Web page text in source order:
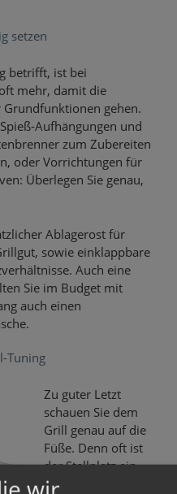
setzen
betrifft, ist bei
mehr, damit die
Grundfunktionen gehen.
Aufhängungen und
zum Zubereiten
oder Vorrichtungen für
Überlegen Sie genau,
Ablagerost für
sowie einklappbare
Auch eine
Sie im Budget mit
auch einen
Tuning
Zu guter Letzt
schauen Sie dem
Grill genau auf die
Füße. Denn oft ist
der Stellplatz ein
anderer als der